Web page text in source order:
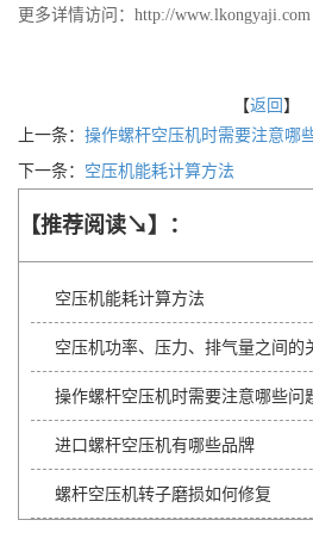
更多详情访问：http://www.lkongyaji.com
【返回】
上一条： 操作螺杆空压机时需要注意哪
下一条： 空压机能耗计算方法
【推荐阅读↘】：
空压机能耗计算方法
空压机功率、压力、排气量之间的
操作螺杆空压机时需要注意哪些问
进口螺杆空压机有哪些品牌
螺杆空压机转子磨损如何修复